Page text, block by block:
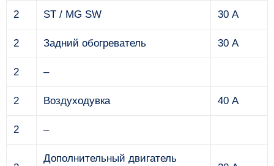
2 ST / MG SW 30 А
2 Задний обогреватель 30 А
2 –
2 Воздуходувка 40 А
2 –
Дополнительный двигатель